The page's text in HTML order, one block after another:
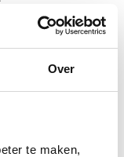
Over
te maken,